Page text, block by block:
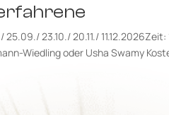
23.10./ 20.11./
Wiedling oder Usha Swamy